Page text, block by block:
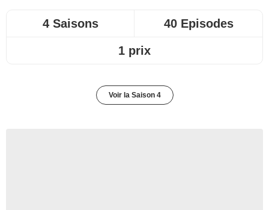
4 Saisons 40 Episodes
1 prix
Voir la Saison 4